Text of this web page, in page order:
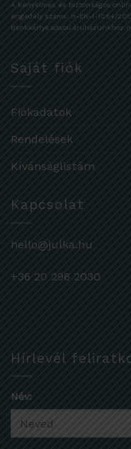
A kényelmes és biztonságos
engedély száma: H-EN-I-1064/
Bankkártya adatai áruházunkhoz
Saját fiók
Fiókadatok
Rendelések
Kívánságlistám
Kapcsolat
hello@julka.hu
+36 20 296 2030
Hírlevél
Név: